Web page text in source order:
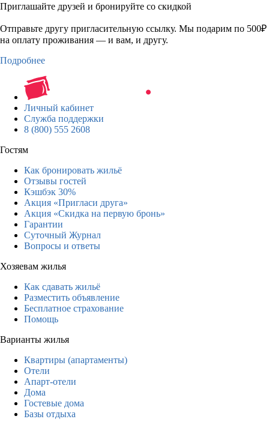
Приглашайте друзей и бронируйте со скидкой
Отправьте другу пригласительную ссылку. Мы подарим по 500₽
на оплату проживания — и вам, и другу.
Подробнее
Личный кабинет
Служба поддержки
8 (800) 555 2608
Гостям
Как бронировать жильё
Отзывы гостей
Кэшбэк 30%
Акция «Пригласи друга»
Акция «Скидка на первую бронь»
Гарантии
Суточный Журнал
Вопросы и ответы
Хозяевам жилья
Как сдавать жильё
Разместить объявление
Бесплатное страхование
Помощь
Варианты жилья
Квартиры (апартаменты)
Отели
Апарт-отели
Дома
Гостевые дома
Базы отдыха